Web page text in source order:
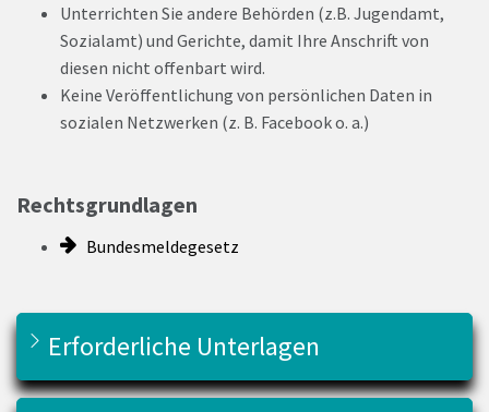
Unterrichten Sie andere Behörden (z.B. Jugendamt,
Sozialamt) und Gerichte, damit Ihre Anschrift von
diesen nicht offenbart wird.
Keine Veröffentlichung von persönlichen Daten in
sozialen Netzwerken (z. B. Facebook o. a.)
Rechtsgrundlagen
Bundesmeldegesetz
Erforderliche Unterlagen